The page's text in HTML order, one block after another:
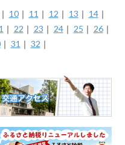
｜ 10｜ 11 ｜ 12 ｜ 13 ｜ 14｜
｜ 22 ｜ 23 ｜ 24｜ 25 ｜ 26｜
｜ 31 ｜ 32 ｜